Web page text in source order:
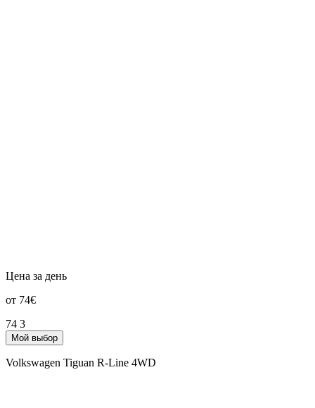
Цена за день
от 74€
74 3
Мой выбор
Volkswagen Tiguan R-Line 4WD